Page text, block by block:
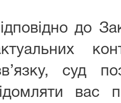
до
суд
вас